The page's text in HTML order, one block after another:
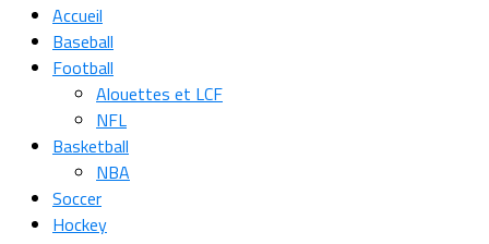
Accueil
Baseball
Football
Alouettes et LCF
NFL
Basketball
NBA
Soccer
Hockey